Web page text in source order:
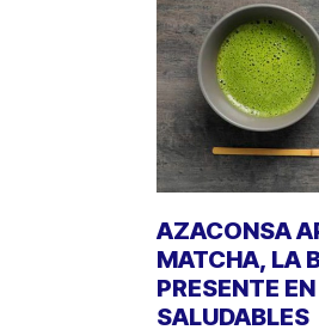
AZACONSA
MATCHA, LA
PRESENTE
SALUDABLES